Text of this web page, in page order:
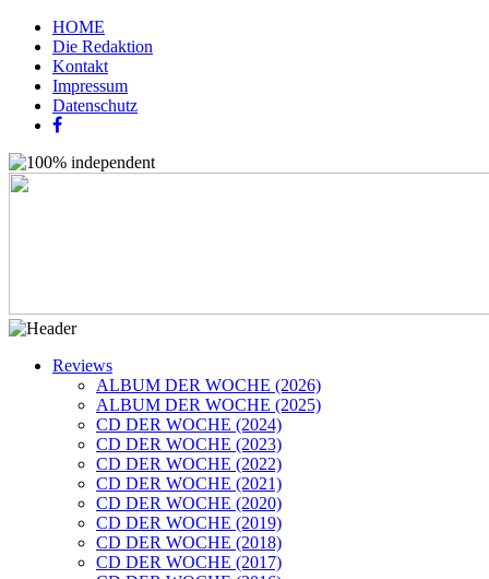
HOME
Die Redaktion
Kontakt
Impressum
Datenschutz
Reviews
ALBUM DER WOCHE (2026)
ALBUM DER WOCHE (2025)
CD DER WOCHE (2024)
CD DER WOCHE (2023)
CD DER WOCHE (2022)
CD DER WOCHE (2021)
CD DER WOCHE (2020)
CD DER WOCHE (2019)
CD DER WOCHE (2018)
CD DER WOCHE (2017)